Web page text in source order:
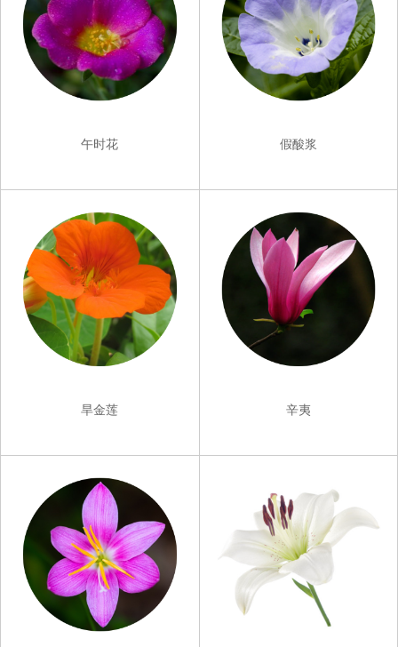
午时花 假酸浆
旱金莲 辛夷